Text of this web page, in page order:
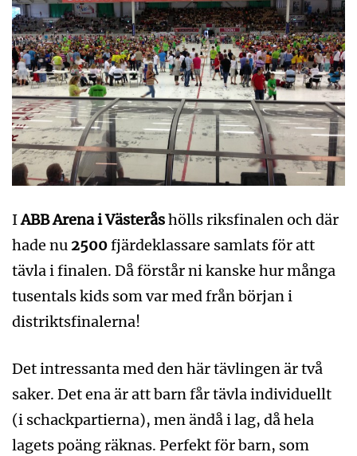
IABB Arena i Västeråshölls riksfinalen och där
hade nu 2500fjärdeklassare samlats för att
tävla i finalen. Då förstår ni kanske hur många
tusentals kids som var med från början i
distriktsfinalerna!
Det intressanta med den här tävlingen är två
saker. Det ena är att barn får tävla individuellt
(i schackpartierna), men ändå i lag, då hela
lagets poäng räknas. Perfekt för barn, som